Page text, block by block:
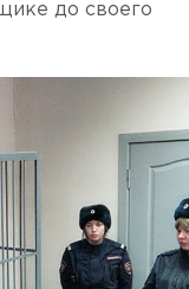
до своего